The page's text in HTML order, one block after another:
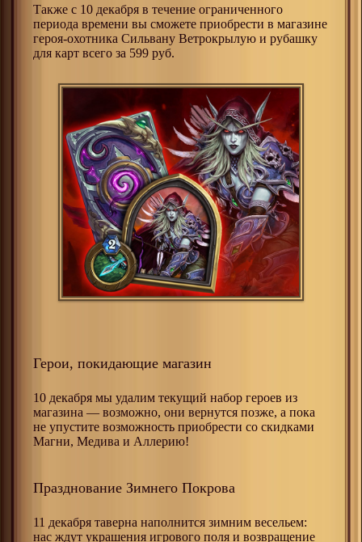
Также с 10 декабря в течение ограниченного
периода времени вы сможете приобрести в магазине
героя-охотника Сильвану Ветрокрылую и рубашку
для карт всего за 599 руб.
Герои, покидающие магазин
10 декабря мы удалим текущий набор героев из
магазина — возможно, они вернутся позже, а пока
не упустите возможность приобрести со скидками
Магни, Медива и Аллерию!
Празднование Зимнего Покрова
11 декабря таверна наполнится зимним весельем:
нас ждут украшения игрового поля и возвращение